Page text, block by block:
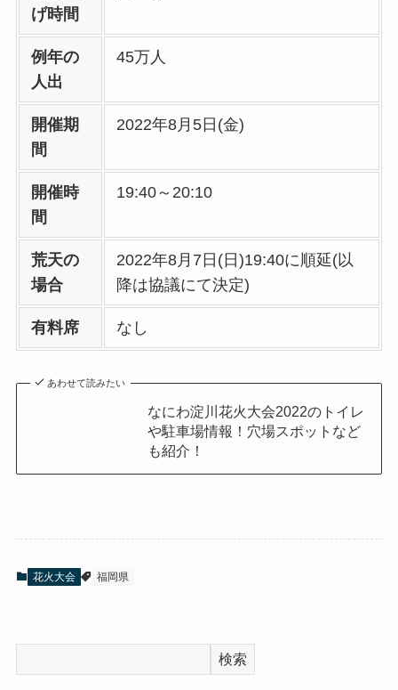
げ時間
例年の
人出
45万人
開催期
間
2022年8月5日(金)
開催時
間
19:40～20:10
荒天の
場合
2022年8月7日(日)19:40に順延(以
降は協議にて決定)
有料席 なし
あわせて読みたい
なにわ淀川花火大会2022のトイレ
や駐車場情報！穴場スポットなど
も紹介！
花火大会 福岡県
検索